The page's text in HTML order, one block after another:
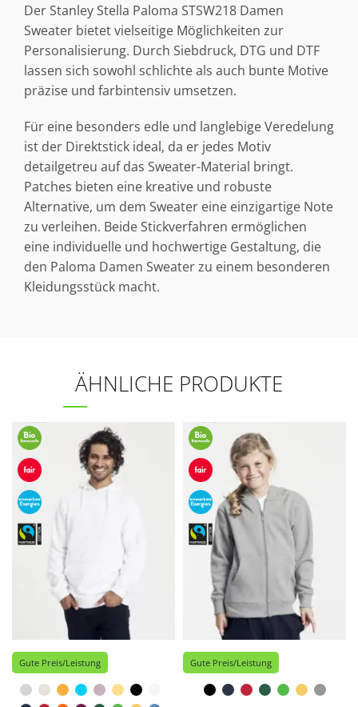
Der Stanley Stella Paloma STSW218 Damen
Sweater bietet vielseitige Möglichkeiten zur
Personalisierung. Durch Siebdruck, DTG und DTF
lassen sich sowohl schlichte als auch bunte Motive
präzise und farbintensiv umsetzen.
Für eine besonders edle und langlebige Veredelung
ist der Direktstick ideal, da er jedes Motiv
detailgetreu auf das Sweater-Material bringt.
Patches bieten eine kreative und robuste
Alternative, um dem Sweater eine einzigartige Note
zu verleihen. Beide Stickverfahren ermöglichen
eine individuelle und hochwertige Gestaltung, die
den Paloma Damen Sweater zu einem besonderen
Kleidungsstück macht.
ÄHNLICHE PRODUKTE
Gute Preis/Leistung Gute Preis/Leistung